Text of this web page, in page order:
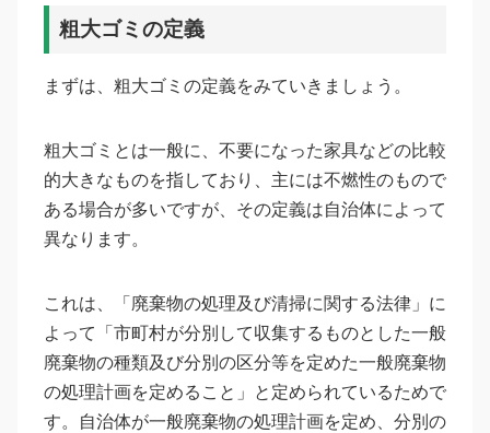
粗大ゴミの定義
まずは、粗大ゴミの定義をみていきましょう。
粗大ゴミとは一般に、不要になった家具などの比較
的大きなものを指しており、主には不燃性のもので
ある場合が多いですが、その定義は自治体によって
異なります。
これは、「廃棄物の処理及び清掃に関する法律」に
よって「市町村が分別して収集するものとした一般
廃棄物の種類及び分別の区分等を定めた一般廃棄物
の処理計画を定めること」と定められているためで
す。自治体が一般廃棄物の処理計画を定め、分別の